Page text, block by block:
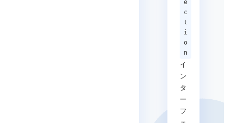
e
c
t
i
o
n
イ
ン
タ
ー
フ